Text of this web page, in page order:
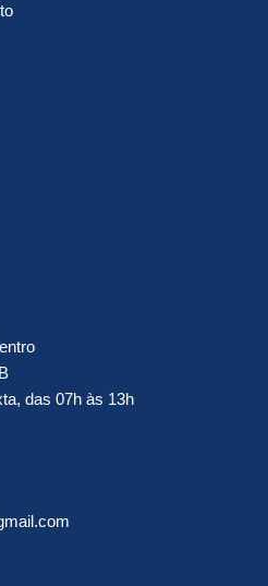
das 07h às 13h